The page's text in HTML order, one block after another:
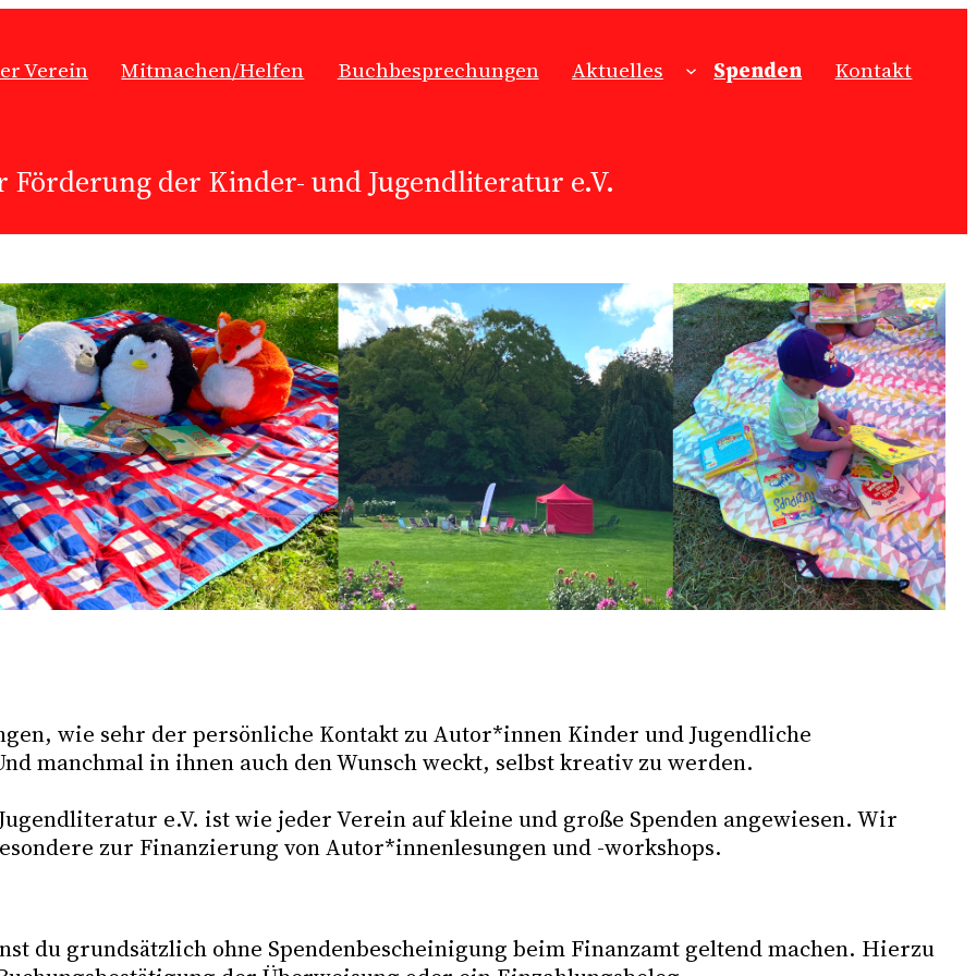
Verein Mitmachen/Helfen Buchbesprechungen Aktuelles Spenden Kontakt
Förderung der Kinder- und Jugendliteratur e.V.
wie sehr der persönliche Kontakt zu Autor*innen Kinder und Jugendliche
manchmal in ihnen auch den Wunsch weckt, selbst kreativ zu werden.
e.V. ist wie jeder Verein auf kleine und große Spenden angewiesen. Wir
zur Finanzierung von Autor*innenlesungen und -workshops.
du grundsätzlich ohne Spendenbescheinigung beim Finanzamt geltend machen. Hierzu